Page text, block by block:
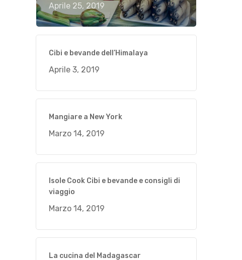
Aprile 25, 2019
Cibi e bevande dell’Himalaya
Aprile 3, 2019
Mangiare a New York
Marzo 14, 2019
Isole Cook Cibi e bevande e consigli di
viaggio
Marzo 14, 2019
La cucina del Madagascar